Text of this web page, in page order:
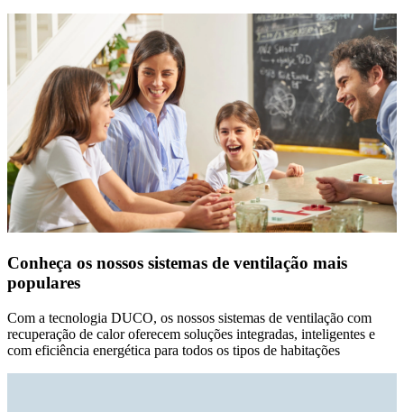
Conheça os nossos sistemas de ventilação mais
populares
Com a tecnologia DUCO, os nossos sistemas de ventilação com
recuperação de calor oferecem soluções integradas, inteligentes e
com eficiência energética para todos os tipos de habitações